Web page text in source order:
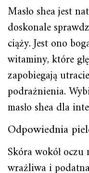
Masło shea jest
doskonale
ciąży. Jest ono
witaminy, które
zapobiegają
podrażnienia.
masło shea dla
Odpowiednia
Skóra wokół
wrażliwa i